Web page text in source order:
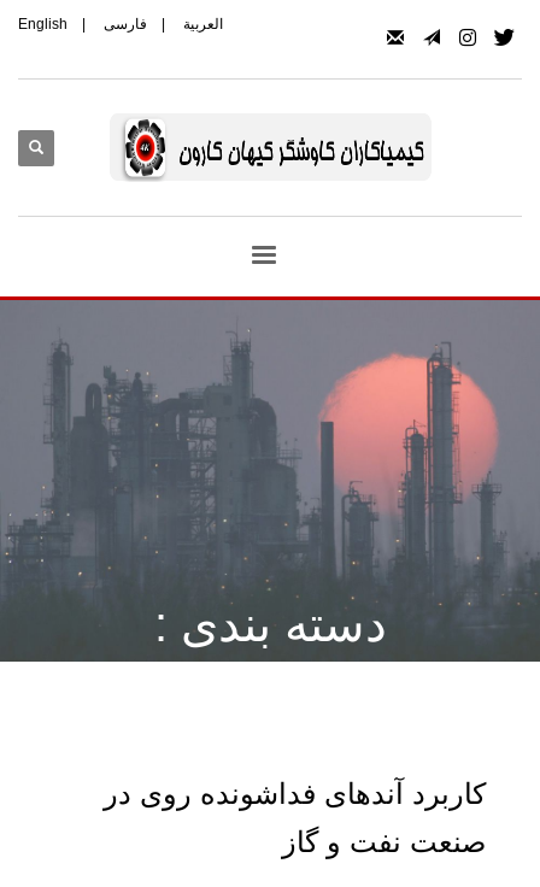
English العربیة فارسی
دسته بندی :
کاربرد آندهای فداشونده روی در
صنعت نفت و گاز